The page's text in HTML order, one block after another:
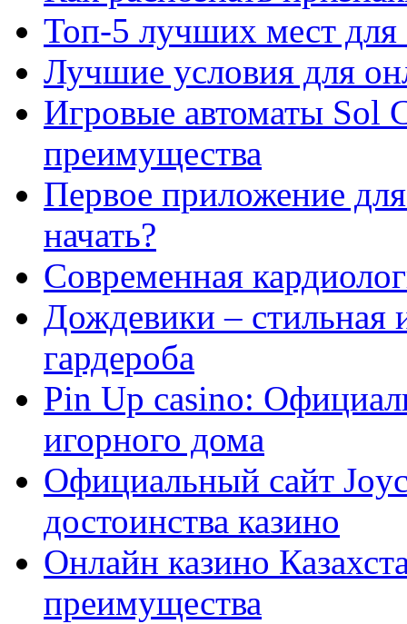
Топ-5 лучших мест для
Лучшие условия для
Игровые автоматы Sol
преимущества
Первое приложение
начать?
Современная
Дождевики – стильная
гардероба
Pin Up casino:
игорного дома
Официальный сайт
достоинства казино
Онлайн казино
преимущества